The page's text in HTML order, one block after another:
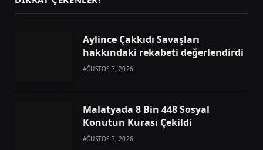
Aylince Çakkıdı Savaşları
hakkındaki rekabeti değerlendirdi
AĞUSTOS 7, 2026
Malatyada 8 Bin 448 Sosyal
Konutun Kurası Çekildi
AĞUSTOS 7, 2026